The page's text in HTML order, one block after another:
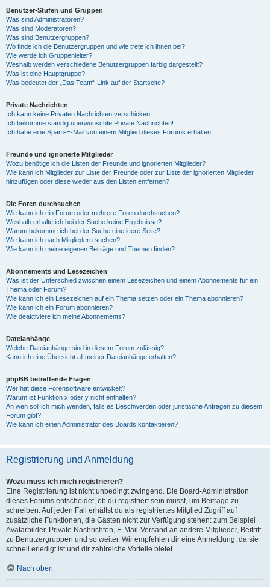
Benutzer-Stufen und Gruppen
Was sind Administratoren?
Was sind Moderatoren?
Was sind Benutzergruppen?
Wo finde ich die Benutzergruppen und wie trete ich ihnen bei?
Wie werde ich Gruppenleiter?
Weshalb werden verschiedene Benutzergruppen farbig dargestellt?
Was ist eine Hauptgruppe?
Was bedeutet der „Das Team“-Link auf der Startseite?
Private Nachrichten
Ich kann keine Privaten Nachrichten verschicken!
Ich bekomme ständig unerwünschte Private Nachrichten!
Ich habe eine Spam-E-Mail von einem Mitglied dieses Forums erhalten!
Freunde und ignorierte Mitglieder
Wozu benötige ich die Listen der Freunde und ignorierten Mitglieder?
Wie kann ich Mitglieder zur Liste der Freunde oder zur Liste der ignorierten Mitglieder
hinzufügen oder diese wieder aus den Listen entfernen?
Die Foren durchsuchen
Wie kann ich ein Forum oder mehrere Foren durchsuchen?
Weshalb erhalte ich bei der Suche keine Ergebnisse?
Warum bekomme ich bei der Suche eine leere Seite?
Wie kann ich nach Mitgliedern suchen?
Wie kann ich meine eigenen Beiträge und Themen finden?
Abonnements und Lesezeichen
Was ist der Unterschied zwischen einem Lesezeichen und einem Abonnements für ein
Thema oder Forum?
Wie kann ich ein Lesezeichen auf ein Thema setzen oder ein Thema abonnieren?
Wie kann ich ein Forum abonnieren?
Wie deaktiviere ich meine Abonnements?
Dateianhänge
Welche Dateianhänge sind in diesem Forum zulässig?
Kann ich eine Übersicht all meiner Dateianhänge erhalten?
phpBB betreffende Fragen
Wer hat diese Forensoftware entwickelt?
Warum ist Funktion x oder y nicht enthalten?
An wen soll ich mich wenden, falls es Beschwerden oder juristische Anfragen zu diesem
Forum gibt?
Wie kann ich einen Administrator des Boards kontaktieren?
Registrierung und Anmeldung
Wozu muss ich mich registrieren?
Eine Registrierung ist nicht unbedingt zwingend. Die Board-Administration
dieses Forums entscheidet, ob du registriert sein musst, um Beiträge zu
schreiben. Auf jeden Fall erhältst du als registriertes Mitglied Zugriff auf
zusätzliche Funktionen, die Gästen nicht zur Verfügung stehen: zum Beispiel
Avatarbilder, Private Nachrichten, E-Mail-Versand an andere Mitglieder, Beitritt
zu Benutzergruppen und so weiter. Wir empfehlen dir eine Anmeldung, da sie
schnell erledigt ist und dir zahlreiche Vorteile bietet.
Nach oben